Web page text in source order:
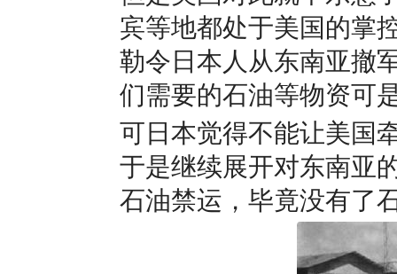
宾等地都处于美国的掌
勒令日本人从东南亚撤
们需要的石油等物资可
可日本觉得不能让美国
于是继续展开对东南亚
石油禁运，毕竟没有了